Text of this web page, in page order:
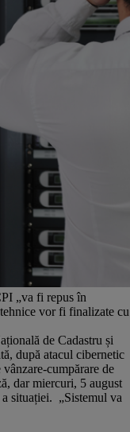
„va fi repus în
vor fi finalizate cu
de Cadastru și
după atacul cibernetic
cumpărare de
dar miercuri, 5 august
situației. „Sistemul va